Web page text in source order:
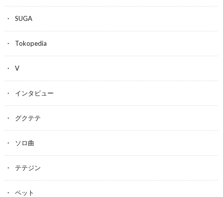
SUGA
Tokopedia
V
インタビュー
グクテテ
ソロ曲
テテジン
ペット